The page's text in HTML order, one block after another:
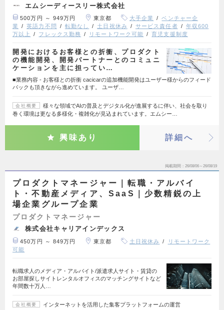
エムシーディースリー株式会社
500万円 ～ 949万円 東京都 大手企業
ベンチャー企
業
英語力不問 転勤なし 土日祝休み サービス責任者
年収600
万以上
フレックス勤務 リモートワーク可能 育児支援制度
開発におけるお客様との折衝、プロダクト
の機能開発、開発パートナーとのコミュニ
ケーションを主に担ってい…
■業務内容 - お客様との折衝 cacicarの追加機能開発はユーザー様からのフィード
バックも頂きながら進めています。 ユーザ…
会社概要
様々な領域でAIの普及とデジタル化が進展するに伴い、社会を取り
巻く環境は更なる多様化・複雑化が見込まれています。エムシー…
興味あり 詳細へ
掲載期間 26/08/06～26/08/19
プロダクトマネージャー｜転職・アルバイ
ト・不動産メディア、SaaS｜少数精鋭の上
場企業グループ企業
プロダクトマネージャー
株式会社キャリアインデックス
450万円 ～ 849万円 東京都 土日祝休み
リモートワーク
可能
転職求人のメディア・アルバイト/派遣求人サイト・賃貸の
お部屋探しサイトレンタルオフィスのマッチングサイトなど
年間数十万人…
会社概要 インターネットを活用した集客プラットフォームの運営